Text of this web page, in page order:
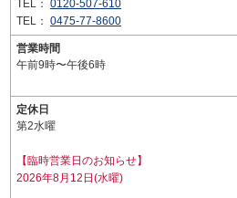
TEL： 0120-507-610
TEL： 0475-77-8600
営業時間
午前9時〜午後6時
定休日
第2水曜
【臨時営業日のお知らせ】
2026年8月12日(水曜)